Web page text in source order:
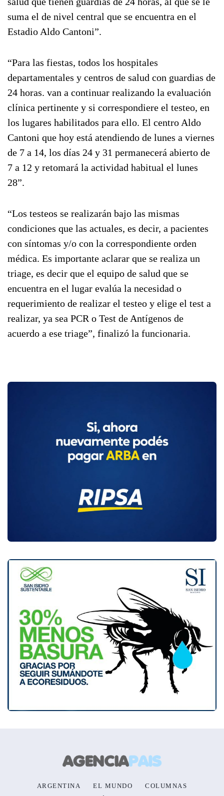
suma el de nivel central que se encuentra en el
Estadio Aldo Cantoni”.
“Para las fiestas, todos los hospitales
departamentales y centros de salud con guardias de
24 horas. van a continuar realizando la evaluación
clínica pertinente y si correspondiere el testeo, en
los lugares habilitados para ello. El centro Aldo
Cantoni que hoy está atendiendo de lunes a viernes
de 7 a 14, los días 24 y 31 permanecerá abierto de
7 a 12 y retomará la actividad habitual el lunes
28”.
“Los testeos se realizarán bajo las mismas
condiciones que las actuales, es decir, a pacientes
con síntomas y/o con la correspondiente orden
médica. Es importante aclarar que se realiza un
triage, es decir que el equipo de salud que se
encuentra en el lugar evalúa la necesidad o
requerimiento de realizar el testeo y elige el test a
realizar, ya sea PCR o Test de Antígenos de
acuerdo a ese triage”, finalizó la funcionaria.
ARGENTINA EL MUNDO
COLUMNAS